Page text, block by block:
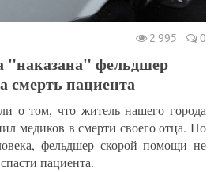
2 995 0
"наказана" фельдшер
смерть пациента
о том, что житель нашего города
медиков в смерти своего отца. По
фельдшер скорой помощи не
пациента.